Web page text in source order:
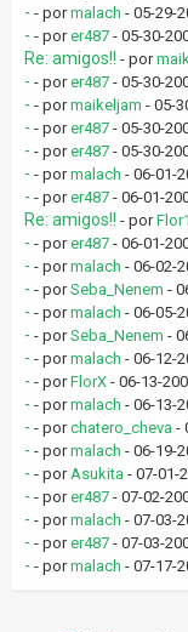
- - pormalach - 05-29-
- - porer487 - 05-30-
Re: amigos!! - por
- - porer487 - 05-30-
- - pormaikeljam - 05-
- - porer487 - 05-30-
- - porer487 - 05-30-
- - pormalach - 06-01-
- - porer487 - 06-01-
Re: amigos!! - por
- - porer487 - 06-01-
- - pormalach - 06-02-
- - porSeba_Nenem -
- - pormalach - 06-05-
- - porSeba_Nenem -
- - pormalach - 06-12-
- - porFlorX - 06-13-
- - pormalach - 06-13-
- - porchatero_cheva -
- - pormalach - 06-19-
- - porAsukita - 07-01-
- - porer487 - 07-02-
- - pormalach - 07-03-
- - porer487 - 07-03-
- - pormalach - 07-17-